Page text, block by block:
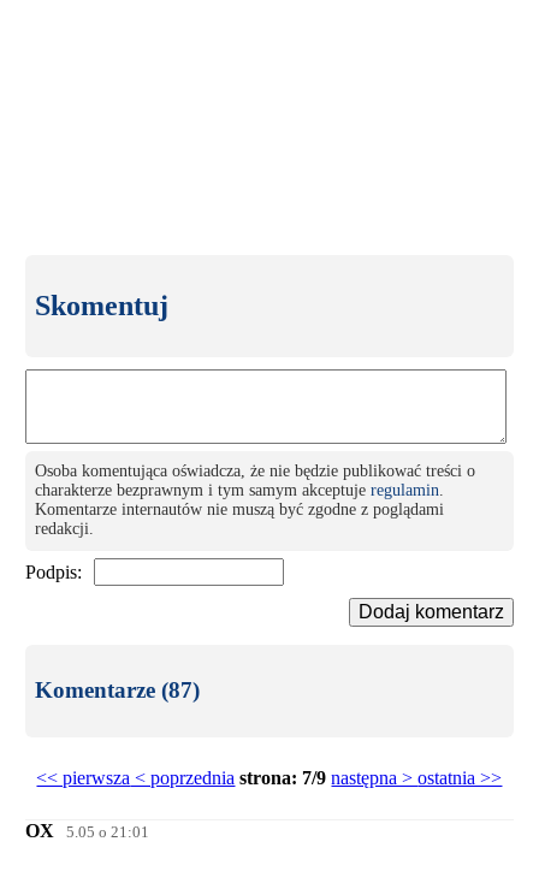
Skomentuj
Osoba komentująca oświadcza, że nie będzie publikować treści o
charakterze bezprawnym i tym samym akceptujeregulamin
Komentarze internautów nie muszą być zgodne z poglądami
redakcji.
Podpis:
Dodaj komentarz
Komentarze (87)
<< pierwsza < poprzednia strona: 7/9 następna >ostatnia >>
OX 5.05 o 21:01